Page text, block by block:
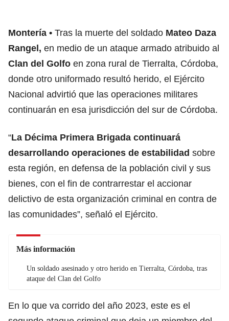
Montería Tras la muerte del soldado Mateo Daza
Rangel, en medio de un ataque armado atribuido al
Clan del Golfo en zona rural de Tierralta, Córdoba,
donde otro uniformado resultó herido, el Ejército
Nacional advirtió que las operaciones militares
continuarán en esa jurisdicción del sur de Córdoba.
“La Décima Primera Brigada continuará
desarrollando operaciones de estabilidad sobre
esta región, en defensa de la población civil y sus
bienes, con el fin de contrarrestar el accionar
delictivo de esta organización criminal en contra de
las comunidades”, señaló el Ejército.
Más información
Un soldado asesinado y otro herido en Tierralta, Córdoba, tras
ataque del Clan del Golfo
En lo que va corrido del año 2023, este es el